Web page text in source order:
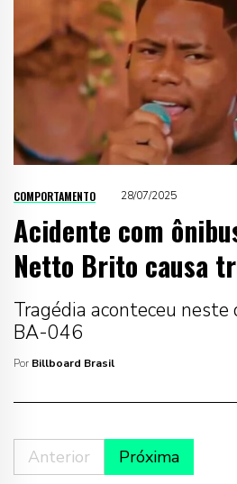
COMPORTAMENTO 28/07/2025
Acidente com
Netto Brito causa
Tragédia aconteceu neste
BA-046
Por Billboard Brasil
Anterior Próxima